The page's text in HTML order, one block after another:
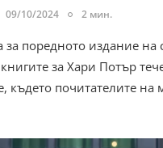
09/10/2024 2 мин.
за поредното издание на
за Хари Потър
където почитателите